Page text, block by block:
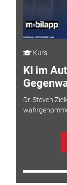
Kurs
KI im
Dr. Steven